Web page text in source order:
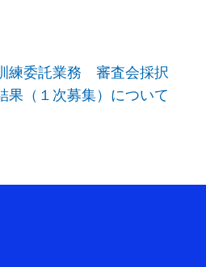
練委託業務 審査会採択
果（１次募集）について